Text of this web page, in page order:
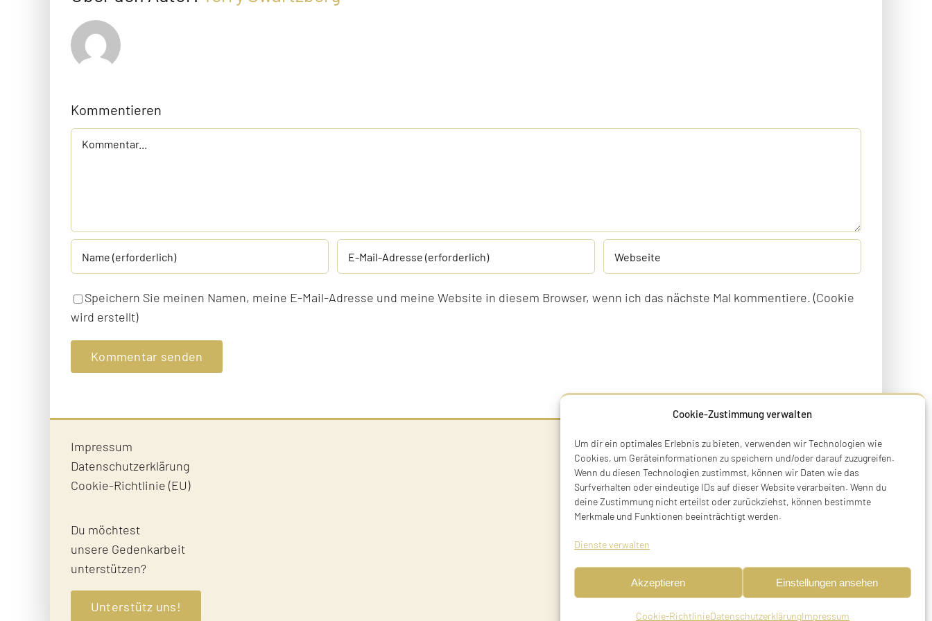
Cookie-Zustimmung verwalten
Um dir ein optimales Erlebnis zu bieten, verwenden wir Technologien wie
Cookies, um Geräteinformationen zu speichern und/oder darauf zuzugreifen.
Wenn du diesen Technologien zustimmst, können wir Daten wie das
Surfverhalten oder eindeutige IDs auf dieser Website verarbeiten. Wenn du
deine Zustimmung nicht erteilst oder zurückziehst, können bestimmte
Merkmale und Funktionen beeinträchtigt werden.
Dienste verwalten
Akzeptieren Einstellungen ansehen
Cookie-RichtlinieDatenschutzerklärungImpressum
Kommentieren
Kommentar
Speichern Sie meinen Namen, meine E-Mail-Adresse und meine Website in diesem Browser, wenn ich das nächste Mal kommentiere. (Cookie
wird erstellt)
Impressum
Datenschutzerklärung
Cookie-Richtlinie (EU)
Du möchtest
unsere Gedenkarbeit
unterstützen?
Unterstütz uns!
Terry Swartzberg
Mobil +49 170 473 3572
initiative@stolpersteine-muenchen.de